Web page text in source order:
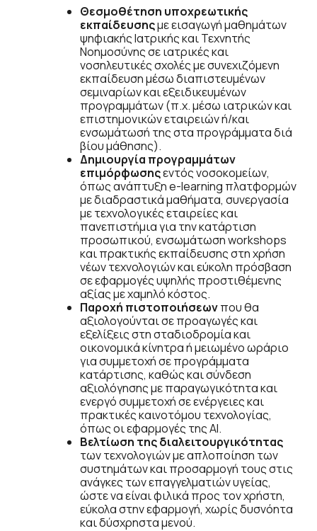
Θεσμοθέτηση υποχρεωτικής
εκπαίδευσηςμε εισαγωγή μαθημάτων
ψηφιακής Ιατρικής και Τεχνητής
Νοημοσύνης σε ιατρικές και
νοσηλευτικές σχολές με συνεχιζόμενη
εκπαίδευση μέσω διαπιστευμένων
σεμιναρίων και εξειδικευμένων
προγραμμάτων (π.χ. μέσω ιατρικών και
επιστημονικών εταιρειών ή/και
ενσωμάτωσή της στα προγράμματα διά
βίου μάθησης).
Δημιουργία προγραμμάτων
επιμόρφωσηςεντός νοσοκομείων,
όπως ανάπτυξη e-learning πλατφορμών
με διαδραστικά μαθήματα, συνεργασία
με τεχνολογικές εταιρείες και
πανεπιστήμια για την κατάρτιση
προσωπικού, ενσωμάτωση workshops
και πρακτικής εκπαίδευσης στη χρήση
νέων τεχνολογιών και εύκολη πρόσβαση
σε εφαρμογές υψηλής προστιθέμενης
αξίας με χαμηλό κόστος.
Παροχή πιστοποιήσεωνπου θα
αξιολογούνται σε προαγωγές και
εξελίξεις στη σταδιοδρομία και
οικονομικά κίνητρα ή μειωμένο ωράριο
για συμμετοχή σε προγράμματα
κατάρτισης, καθώς και σύνδεση
αξιολόγησης με παραγωγικότητα και
ενεργό συμμετοχή σε ενέργειες και
πρακτικές καινοτόμου τεχνολογίας,
όπως οι εφαρμογές της ΑΙ.
Βελτίωση της διαλειτουργικότητας
των τεχνολογιών με απλοποίηση των
συστημάτων και προσαρμογή τους στις
ανάγκες των επαγγελματιών υγείας,
ώστε να είναι φιλικά προς τον χρήστη,
εύκολα στην εφαρμογή, χωρίς δυσνόητα
και δύσχρηστα μενού.